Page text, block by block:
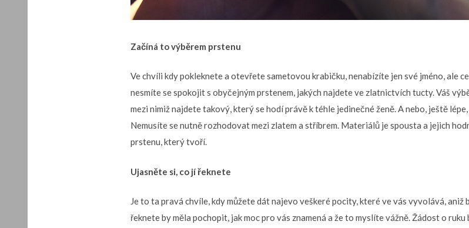
Začíná to výběrem prstenu
Ve chvíli kdy pokleknete a otevřete sametovou krabičku, nenabízíte jen své jméno, ale
nesmíte se spokojit s obyčejným prstenem, jakých najdete ve zlatnictvích tucty. Váš
mezi nimiž najdete takový, který se hodí právě k téhle jedinečné ženě. A nebo, ještě
Nemusíte se nutně rozhodovat mezi zlatem a stříbrem. Materiálů je spousta a jejich
prstenu, který tvoří.
Ujasněte si, co jí řeknete
Je to ta pravá chvíle, kdy můžete dát najevo veškeré pocity, které ve vás vyvolává,
řeknete by měla pochopit, jak moc pro vás znamená a že to myslíte vážně. Žádost o